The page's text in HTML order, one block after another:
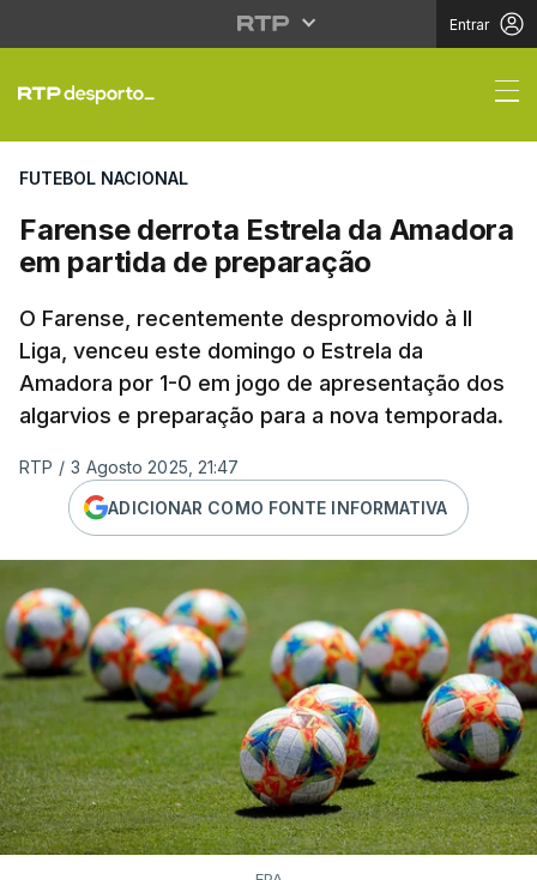
Entrar
Farense derrota
FUTEBOL NACIONAL
Farense derrota Estrela da Amadora
em partida de preparação
O Farense, recentemente despromovido à II
Liga, venceu este domingo o Estrela da
Amadora por 1-0 em jogo de apresentação dos
algarvios e preparação para a nova temporada.
RTP / 3 Agosto 2025, 21:47
ADICIONAR COMO FONTE INFORMATIVA